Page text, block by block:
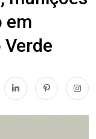
em
Verde